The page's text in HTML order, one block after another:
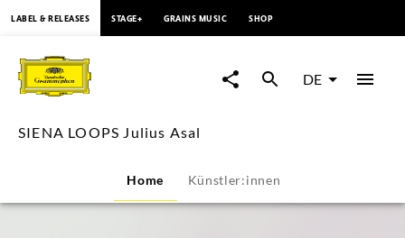
LOOPS
Julius
|
LABEL & RELEASES STAGE+ GRAINS MUSIC SHOP
DE
SIENA LOOPS Julius Asal
Home Künstler:innen